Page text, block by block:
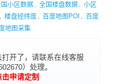
小区数据 , 全国楼盘数据 , 小区
, 楼盘经纬度 , 百度地图POI , 百度
地图采集
开了，请联系在线客服
）处理。
击申请定制